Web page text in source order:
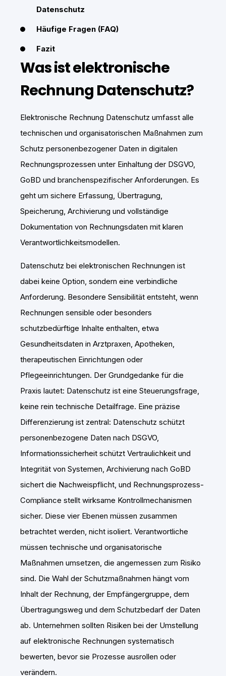
Datenschutz
Häufige Fragen (FAQ)
Fazit
Was ist elektronische
Rechnung Datenschutz?
Elektronische Rechnung Datenschutz umfasst alle
technischen und organisatorischen Maßnahmen zum
Schutz personenbezogener Daten in digitalen
Rechnungsprozessen unter Einhaltung der DSGVO,
GoBD und branchenspezifischer Anforderungen. Es
geht um sichere Erfassung, Übertragung,
Speicherung, Archivierung und vollständige
Dokumentation von Rechnungsdaten mit klaren
Verantwortlichkeitsmodellen.
Datenschutz bei elektronischen Rechnungen ist
dabei keine Option, sondern eine verbindliche
Anforderung. Besondere Sensibilität entsteht, wenn
Rechnungen sensible oder besonders
schutzbedürftige Inhalte enthalten, etwa
Gesundheitsdaten in Arztpraxen, Apotheken,
therapeutischen Einrichtungen oder
Pflegeeinrichtungen. Der Grundgedanke für die
Praxis lautet: Datenschutz ist eine Steuerungsfrage,
keine rein technische Detailfrage. Eine präzise
Differenzierung ist zentral: Datenschutz schützt
personenbezogene Daten nach DSGVO,
Informationssicherheit schützt Vertraulichkeit und
Integrität von Systemen, Archivierung nach GoBD
sichert die Nachweispflicht, und Rechnungsprozess-
Compliance stellt wirksame Kontrollmechanismen
sicher. Diese vier Ebenen müssen zusammen
betrachtet werden, nicht isoliert. Verantwortliche
müssen technische und organisatorische
Maßnahmen umsetzen, die angemessen zum Risiko
sind. Die Wahl der Schutzmaßnahmen hängt vom
Inhalt der Rechnung, der Empfängergruppe, dem
Übertragungsweg und dem Schutzbedarf der Daten
ab. Unternehmen sollten Risiken bei der Umstellung
auf elektronische Rechnungen systematisch
bewerten, bevor sie Prozesse ausrollen oder
verändern.